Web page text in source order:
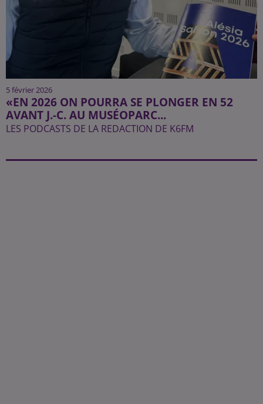
5 février 2026
«EN 2026 ON POURRA SE PLONGER EN 52
AVANT J.-C. AU MUSÉOPARC...
LES PODCASTS DE LA REDACTION DE K6FM